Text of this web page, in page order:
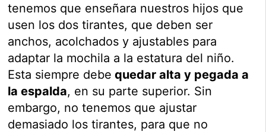
tenemos que enseñara nuestros hijos que
usen los dos tirantes, que deben ser
anchos, acolchados y ajustables para
adaptar la mochila a la estatura del niño.
Esta siempre debe quedar alta y pegada a
la espalda, en su parte superior. Sin
embargo, no tenemos que ajustar
demasiado los tirantes, para que no